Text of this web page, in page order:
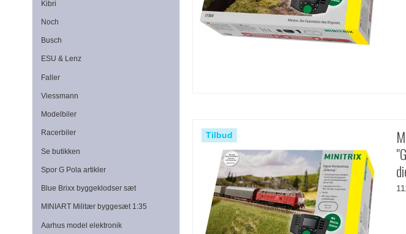
Kibri
Noch
Busch
ESU & Lenz
Faller
Viessmann
Modelbiler
Racerbiler
Se butikken
Spor G Pola artikler
Blue Brixx byggeklodser sæt
MINIART Militær byggesæt 1:35
Aarhus model elektronik
Tilbud